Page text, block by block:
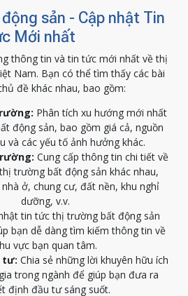
sản - Cập nhật Tin
Mới nhất
thông tin và tin tức mới nhất về thị
Nam. Bạn có thể tìm thấy các bài
đề khác nhau, bao gồm:
Phân tích xu hướng mới nhất
động sản, bao gồm giá cả, nguồn
và các yếu tố ảnh hưởng khác.
Cung cấp thông tin chi tiết về
trường bất động sản khác nhau,
ở, chung cư, đất nền, khu nghỉ
dưỡng, v.v.
tin tức thị trường bất động sản
bạn dễ dàng tìm kiếm thông tin về
vực bạn quan tâm.
tư: Chia sẻ những lời khuyên hữu ích
trong ngành để giúp bạn đưa ra
định đầu tư sáng suốt.